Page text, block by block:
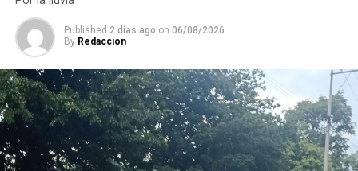
Published 2 días ago on 06/08/2026
By Redaccion